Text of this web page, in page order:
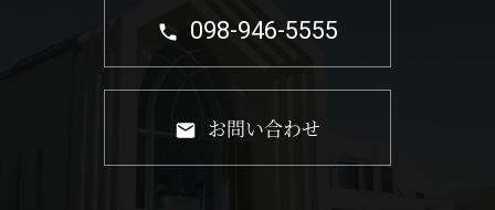
098-946-5555
お問い合わせ